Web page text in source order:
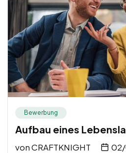
Bewerbung
Aufbau eines
vonCRAFTKNIGHT